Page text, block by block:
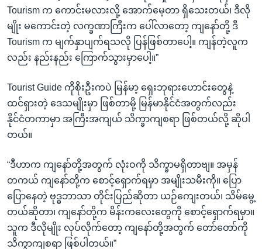
Tourism က ကောင်းမလားလို့ အောက်မေ့တာ ရှိသေးတယ်၊ ဒီလို
မျိုး မကောင်းတဲ့ လက္ခဏာကြီးက ပေါ်လာတော့ ကျနော်တို့ ဒီ
Tourism က မျက်နှာပျက်ရသလို ပြန်ဖြစ်တာပေါ့။ ကျန်တဲ့လူက
လည်း နည်းနည်း ကြောက်သွားမှာပေါ့။”
Tourist Guide ကိုစိုးဦးကပဲ မြန်မာ့ ရှေးဘုရားဟောင်းတွေနဲ့
ထင်ရှားတဲ့ ဒေသမျိုးမှာ ဖြစ်တာမို့ မြန်မာနိုင်ငံအတွက်လည်း
နိုင်ငံတကာမှာ အကြီးအကျယ် သိက္ခာကျစရာ ဖြစ်တယ်လို့ ဆိုပါ
တယ်။
“ဒီဟာက ကျနော်တို့အတွက် လုံးဝကို သိက္ခာမရှိတာဗျ။ အမှန်
တကယ် ကျနော်တို့က စောင့်ရှောက်ရမှာ အမျိုးသမီးကို။ ပြော
ပြောနေတဲ့ ဗုဒ္ဓဘာသာ တိုင်းပြည်ဆိုတာ ယဉ်ကျေးတယ်၊ သိမ်မွေ့
တယ်ဆိုတာ၊ ကျနော်တို့က မိန်းကလေးတွေကို စောင့်ရှောက်ရမှာ။
သူက ဒီလိုမျိုး လုပ်လိုက်တော့ ကျနော်တို့အတွက် တော်တော်ကို
သိက္ခာကျစရာ ဖြစ်ပါတယ်။”